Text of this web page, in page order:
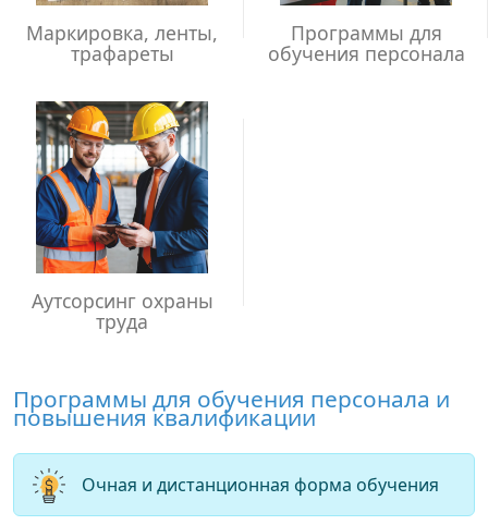
Маркировка, ленты,
трафареты
Программы для
обучения персонала
Аутсорсинг охраны
труда
Программы для обучения персонала и
повышения квалификации
Очная и дистанционная форма обучения